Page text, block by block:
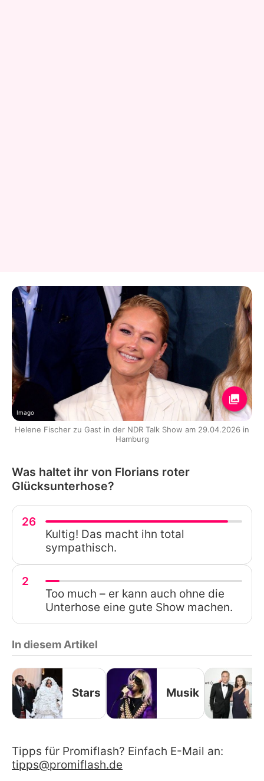
Imago
Helene Fischer zu Gast in der NDR Talk Show am 29.04.2026 in
Hamburg
Was haltet ihr von Florians roter
Glücksunterhose?
26
Kultig! Das macht ihn total
sympathisch.
2
Too much – er kann auch ohne die
Unterhose eine gute Show machen.
In diesem Artikel
Stars Musik
Tipps für Promiflash? Einfach E-Mail an:
tipps@promiflash.de